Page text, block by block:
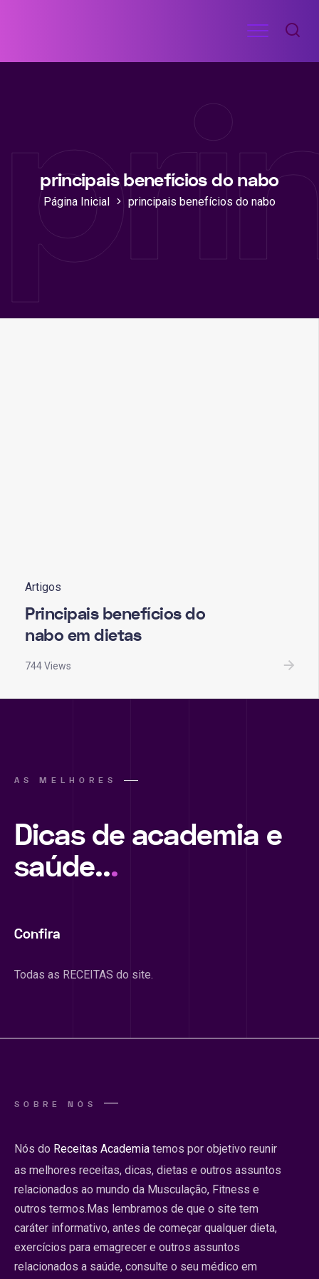
conteúdo
RECEITAS
ACADEMIA
Menu
principais benefícios do nabo
Página Inicial principais benefícios do nabo
Artigos
Principais benefícios do
nabo em dietas
744 Views
AS MELHORES
Dicas de academia e
saúde...
Confira
Todas as RECEITAS do site.
SOBRE NÓS
Nós do Receitas Academia temos por objetivo reunir
as melhores receitas, dicas, dietas e outros assuntos
relacionados ao mundo da Musculação, Fitness e
outros termos.Mas lembramos de que o site tem
caráter informativo, antes de começar qualquer dieta,
exercícios para emagrecer e outros assuntos
relacionados a saúde, consulte o seu médico em